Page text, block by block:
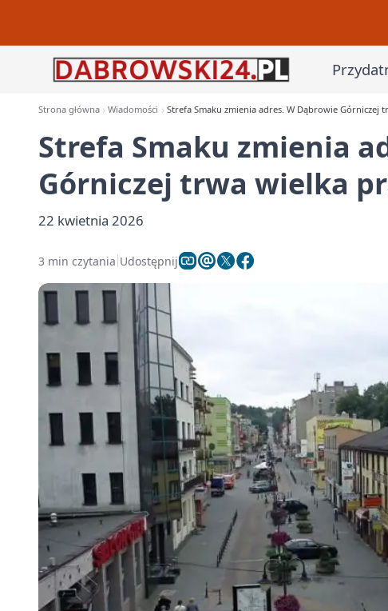
Strona główna Wiadomości Strefa Smaku zmienia adres. W Dąbrowie Górniczej
Strefa Smaku zmienia
Górniczej trwa wielka
22 kwietnia 2026
3 min czytania Udostępnij